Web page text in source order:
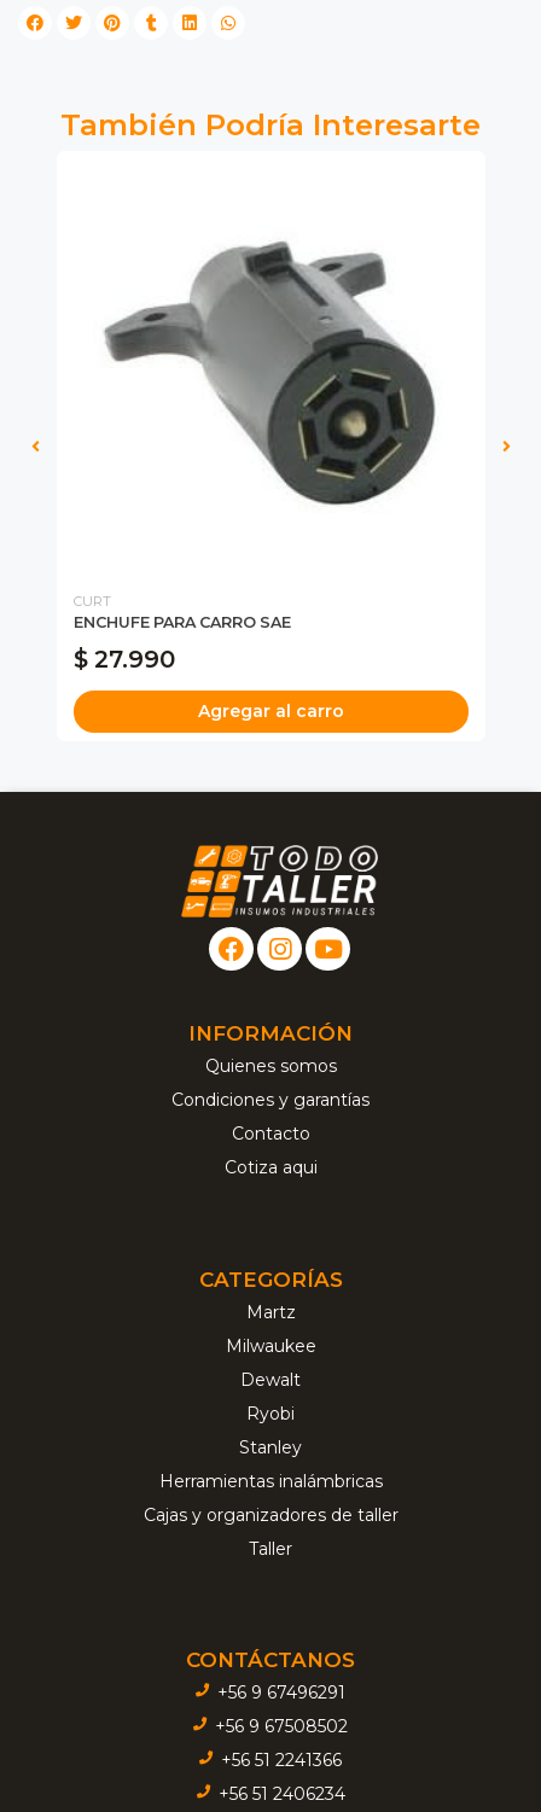
También Podría Interesarte
CURT
ENCHUFE PARA CARRO SAE
$ 27.990
Agregar al carro
INFORMACIÓN
Quienes somos
Condiciones y garantías
Contacto
Cotiza aqui
CATEGORÍAS
Martz
Milwaukee
Dewalt
Ryobi
Stanley
Herramientas inalámbricas
Cajas y organizadores de taller
Taller
CONTÁCTANOS
+56 9 67496291
+56 9 67508502
+56 51 2241366
+56 51 2406234